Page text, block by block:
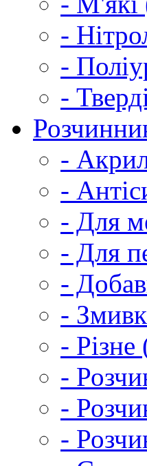
-
-
-
-
-
- Для
- Для
-
-
- Різне
-
-
-